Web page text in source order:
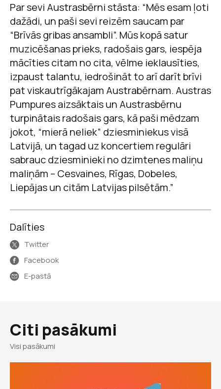
Par sevi Austrasbērni stāsta: “Mēs esam ļoti
dažādi, un paši sevi reizēm saucam par
“Brīvās gribas ansambli”. Mūs kopā satur
muzicēšanas prieks, radošais gars, iespēja
mācīties citam no cita, vēlme ieklausīties,
izpaust talantu, iedrošināt to arī darīt brīvi
pat viskautrīgākajam Austrabērnam. Austras
Pumpures aizsāktais un Austrasbērnu
turpinātais radošais gars, kā paši mēdzam
jokot, “mierā neliek” dziesminiekus visā
Latvijā, un tagad uz koncertiem regulāri
sabrauc dziesminieki no dzimtenes maliņu
maliņām – Cesvaines, Rīgas, Dobeles,
Liepājas un citām Latvijas pilsētām.”
Dalīties
Twitter
Facebook
E-pastā
Citi pasākumi
Visi pasākumi